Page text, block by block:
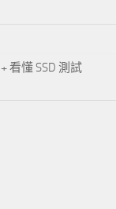
看懂 SSD 測試